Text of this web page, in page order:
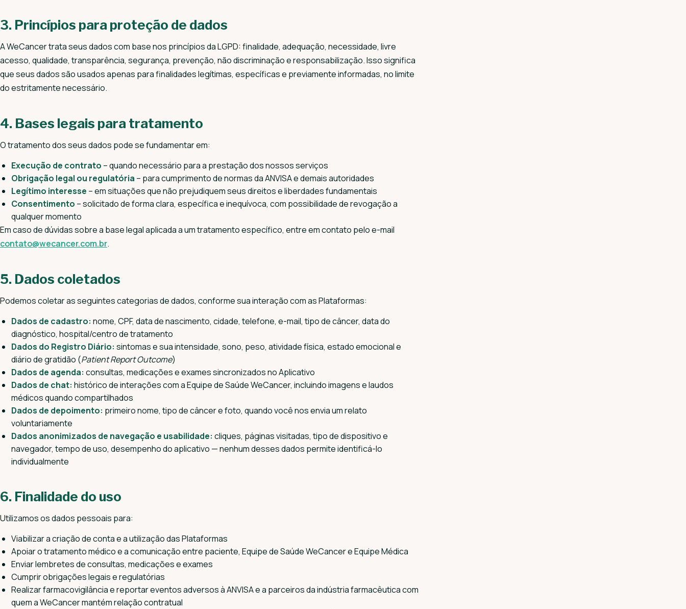
3. Princípios para proteção de dados
A WeCancer trata seus dados com base nos princípios da LGPD: finalidade, adequação, necessidade, livre
acesso, qualidade, transparência, segurança, prevenção, não discriminação e responsabilização. Isso significa
que seus dados são usados apenas para finalidades legítimas, específicas e previamente informadas, no limite
do estritamente necessário.
4. Bases legais para tratamento
O tratamento dos seus dados pode se fundamentar em:
Execução de contrato – quando necessário para a prestação dos nossos serviços
Obrigação legal ou regulatória – para cumprimento de normas da ANVISA e demais autoridades
Legítimo interesse – em situações que não prejudiquem seus direitos e liberdades fundamentais
Consentimento – solicitado de forma clara, específica e inequívoca, com possibilidade de revogação a
qualquer momento
Em caso de dúvidas sobre a base legal aplicada a um tratamento específico, entre em contato pelo e-mail
contato@wecancer.com.br.
5. Dados coletados
Podemos coletar as seguintes categorias de dados, conforme sua interação com as Plataformas:
Dados de cadastro: nome, CPF, data de nascimento, cidade, telefone, e-mail, tipo de câncer, data do
diagnóstico, hospital/centro de tratamento
Dados do Registro Diário: sintomas e sua intensidade, sono, peso, atividade física, estado emocional e
diário de gratidão (Patient Report Outcome)
Dados de agenda: consultas, medicações e exames sincronizados no Aplicativo
Dados de chat: histórico de interações com a Equipe de Saúde WeCancer, incluindo imagens e laudos
médicos quando compartilhados
Dados de depoimento: primeiro nome, tipo de câncer e foto, quando você nos envia um relato
voluntariamente
Dados anonimizados de navegação e usabilidade: cliques, páginas visitadas, tipo de dispositivo e
navegador, tempo de uso, desempenho do aplicativo — nenhum desses dados permite identificá-lo
individualmente
6. Finalidade do uso
Utilizamos os dados pessoais para:
Viabilizar a criação de conta e a utilização das Plataformas
Apoiar o tratamento médico e a comunicação entre paciente, Equipe de Saúde WeCancer e Equipe Médica
Enviar lembretes de consultas, medicações e exames
Cumprir obrigações legais e regulatórias
Realizar farmacovigilância e reportar eventos adversos à ANVISA e a parceiros da indústria farmacêutica com
quem a WeCancer mantém relação contratual